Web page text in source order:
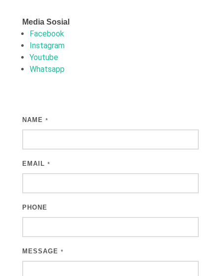
Media Sosial
Facebook
Instagram
Youtube
Whatsapp
NAME *
EMAIL *
PHONE
MESSAGE *